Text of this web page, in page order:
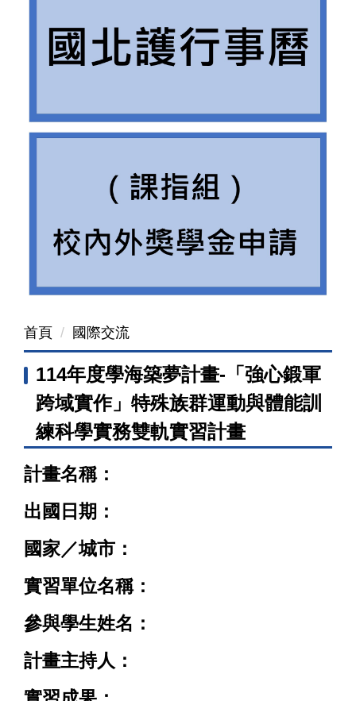
首頁 國際交流
114年度學海築夢計畫-「強心鍛軍
跨域實作」特殊族群運動與體能訓
練科學實務雙軌實習計畫
計畫名稱：
出國日期：
國家／城市：
實習單位名稱：
參與學生姓名：
計畫主持人：